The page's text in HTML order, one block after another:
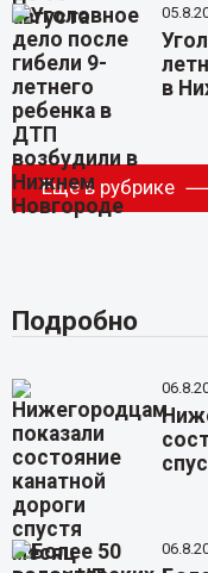
в
Еще в рубрике
Подробно